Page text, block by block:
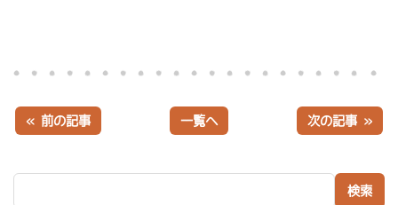
« 前の記事 一覧へ 次の記事 »